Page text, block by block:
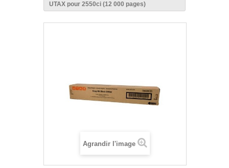
UTAX pour 2550ci (12 000 pages)
Agrandir l'image